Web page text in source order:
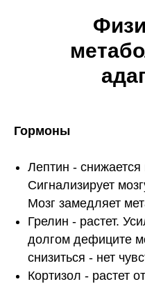
Гормоны
Лептин -
Сигнализирует
Мозг замедляет
Грелин - растет.
долгом дефиците
снизиться - нет
Кортизол - растет